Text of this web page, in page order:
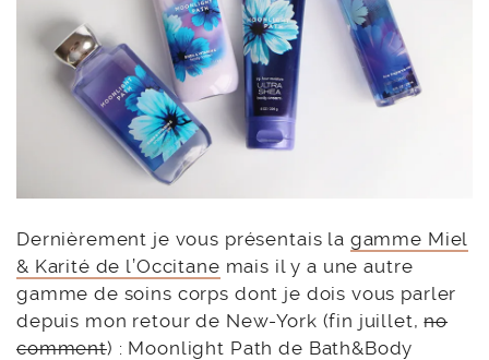
Dernièrement je vous présentais la gamme Miel
& Karité de l’Occitane mais il y a une autre
gamme de soins corps dont je dois vous parler
depuis mon retour de New-York (fin juillet,no
comment) : Moonlight Path de Bath&Body